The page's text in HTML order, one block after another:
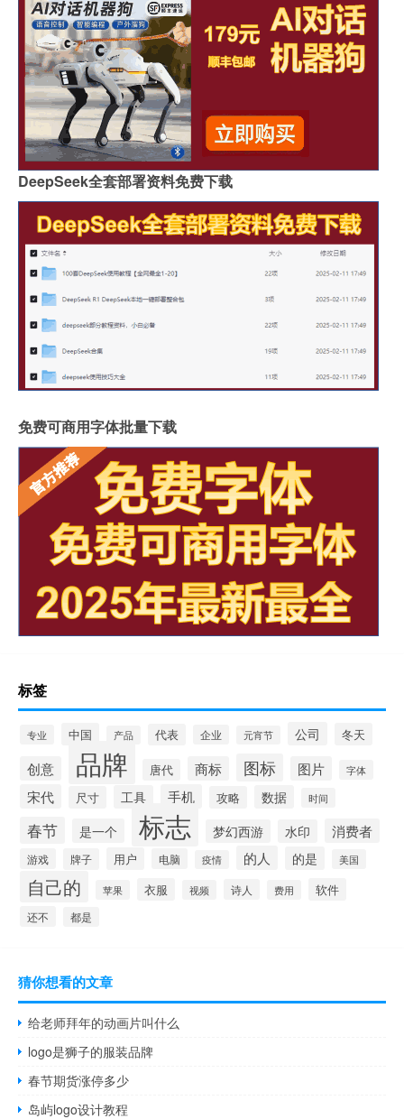
DeepSeek全套部署资料免费下载
免费可商用字体批量下载
标签
专业 中国 产品 代表 企业 元宵节 公司 冬天
创意 品牌 唐代 商标 图标 图片 字体
宋代 尺寸 工具 手机 攻略 数据 时间
春节 是一个 标志 梦幻西游 水印 消费者
游戏 牌子 用户 电脑 疫情 的人 的是 美国
自己的 苹果 衣服 视频 诗人 费用 软件
还不 都是
猜你想看的文章
给老师拜年的动画片叫什么
logo是狮子的服装品牌
春节期货涨停多少
岛屿logo设计教程